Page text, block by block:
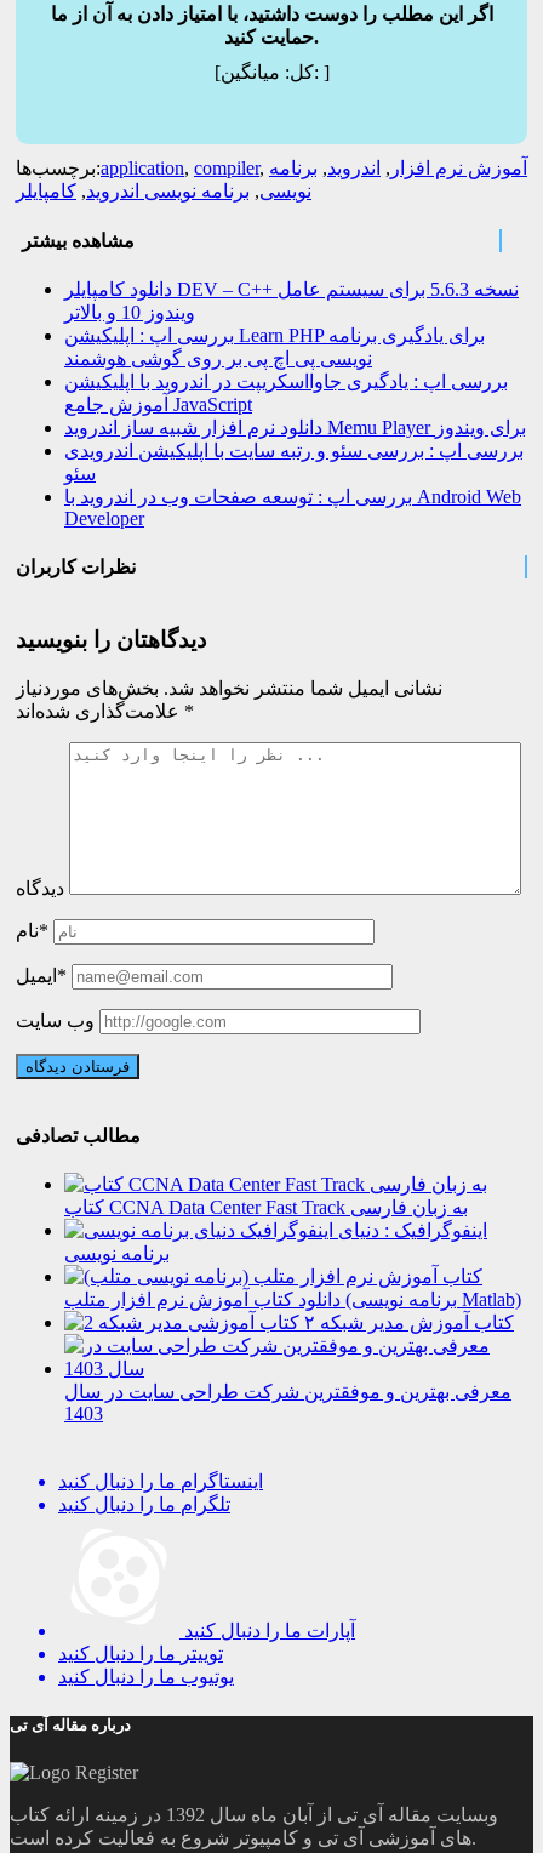
اگر این مطلب را دوست داشتید، با امتیاز دادن به آن از ما
حمایت کنید.
[کل:میانگین: ]
برچسب‌ها:application, compiler, آموزش نرم افزار , اندروید, برنامه
نویسی, برنامه نویسی اندروید, کامپایلر
مشاهده بیشتر
دانلود کامپایلر DEV – C++ نسخه 5.6.3 برای سیستم عامل
ویندوز 10 و بالاتر
بررسی اپ : اپلیکیشن Learn PHP برای یادگیری برنامه
نویسی پی اچ پی بر روی گوشی هوشمند
بررسی اپ : یادگیری جاوااسکریپت در اندروید با اپلیکیشن
آموزش جامع JavaScript
دانلود نرم افزار شبیه ساز اندروید Memu Player برای ویندوز
بررسی اپ : بررسی سئو و رتبه سایت با اپلیکیشن اندرویدی
سئو
بررسی اپ : توسعه صفحات وب در اندروید با Android Web
Developer
نظرات کاربران
دیدگاهتان را بنویسید
نشانی ایمیل شما منتشر نخواهد شد. بخش‌های موردنیاز
*
دیدگاه
نام*
ایمیل*
وب سایت
مطالب تصادفی
کتاب CCNA Data Center Fast Track به زبان فارسی
اینفوگرافیک : دنیای
برنامه نویسی
دانلود کتاب آموزش نرم افزار متلب (برنامه نویسی Matlab)
کتاب آموزش مدیر شبکه ۲
معرفی بهترین و موفقترین شرکت طراحی سایت در سال
1403
اینستاگرام ما را دنبال کنید
تلگرام ما را دنبال کنید
آپارات ما را دنبال کنید
توییتر ما را دنبال کنید
یوتیوب ما را دنبال کنید
درباره مقاله آی تی
وبسایت مقاله آی تی از آبان ماه سال 1392 در زمینه ارائه کتاب
های آموزشی آی تی و کامپیوتر شروع به فعالیت کرده است.